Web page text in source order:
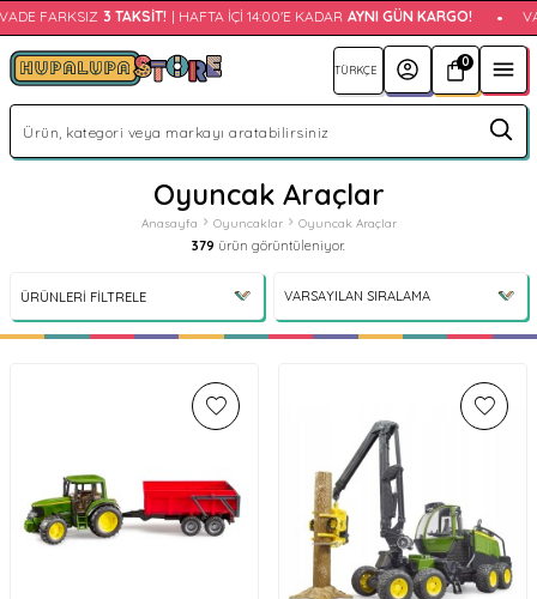
FARKSIZ 3 TAKSIT! | HAFTA İÇI 14:00'E KADAR AYNI GÜN KARGO! • VADE
0
Oyuncak Araçlar
Anasayfa Oyuncaklar Oyuncak Araçlar
379 ürün görüntüleniyor.
ÜRÜNLERI FILTRELE